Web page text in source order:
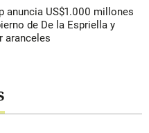
anuncia US$1.000 millones
de De la Espriella y
aranceles